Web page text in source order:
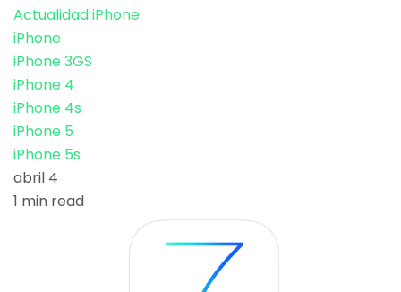
Actualidad iPhone
iPhone
iPhone 3GS
iPhone 4
iPhone 4s
iPhone 5
iPhone 5s
abril 4
1 min read